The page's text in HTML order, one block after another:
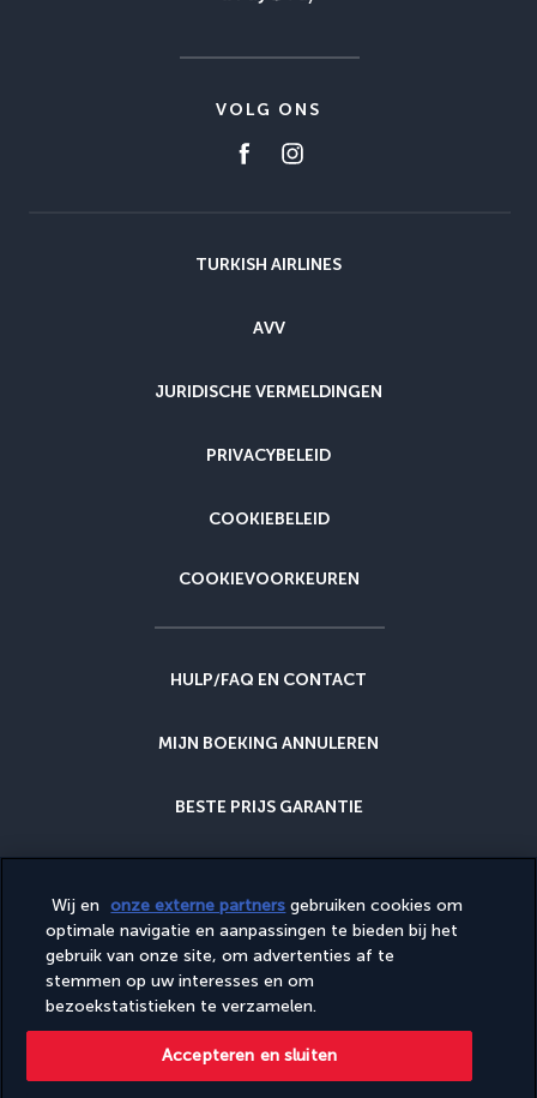
VOLG ONS
TURKISH AIRLINES
AVV
JURIDISCHE VERMELDINGEN
PRIVACYBELEID
COOKIEBELEID
COOKIEVOORKEUREN
HULP/FAQ EN CONTACT
MIJN BOEKING ANNULEREN
BESTE PRIJS GARANTIE
WAAROM BIJ ONS BOEKEN?
Diese Website wird von PerfectStay.com, in Zusammenarbeit mit
Turkish Airlines veröffentlicht. Der Verkauf erfolgt durch
PerfectStay.com
Wij en onze externe partners gebruiken cookies om
optimale navigatie en aanpassingen te bieden bij het
gebruik van onze site, om advertenties af te
stemmen op uw interesses en om
bezoekstatistieken te verzamelen.
Accepteren en sluiten